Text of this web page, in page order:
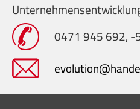
0471 945 692, -